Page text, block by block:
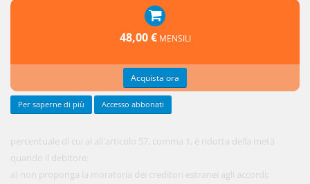
percentuale di cui al all'articolo 57, comma 1, è ridotta della metà
quando il debitore:
a) non proponga la moratoria dei creditori estranei agli accordi;
48,00 € MENSILI
Acquista ora
Per saperne di più Accesso abbonati